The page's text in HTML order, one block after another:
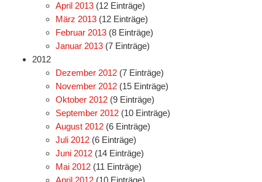
April 2013 (12 Einträge)
März 2013 (12 Einträge)
Februar 2013 (8 Einträge)
Januar 2013 (7 Einträge)
2012
Dezember 2012 (7 Einträge)
November 2012 (15 Einträge)
Oktober 2012 (9 Einträge)
September 2012 (10 Einträge)
August 2012 (6 Einträge)
Juli 2012 (6 Einträge)
Juni 2012 (14 Einträge)
Mai 2012 (11 Einträge)
April 2012 (10 Einträge)